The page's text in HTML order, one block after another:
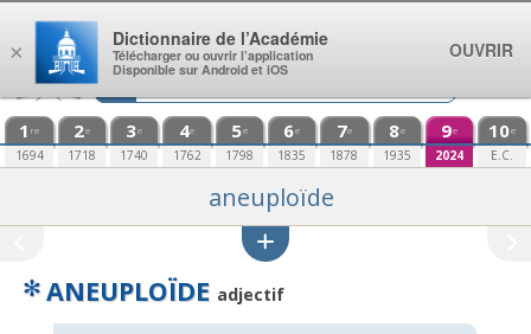
Aller au contenu
1 re
1694
2e
1718
3e
1740
4e
1762
5e
1798
6e
1835
7e
1878
8e
1935
9e
2024
10e
E.C.
aneuploïde
✻ ANEUPLOÏDE adjectif
×
Dictionnaire de l’Académie
Télécharger ou ouvrir l’application
Disponible sur Android et iOS
OUVRIR